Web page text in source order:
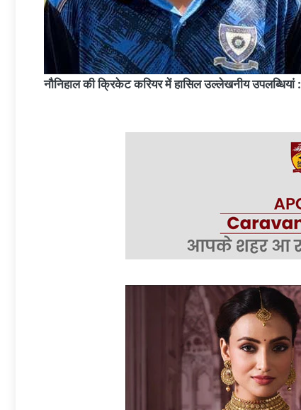
नौनिहाल की क्रिकेट करियर में हासिल उल्लेखनीय उपलब्धियां :